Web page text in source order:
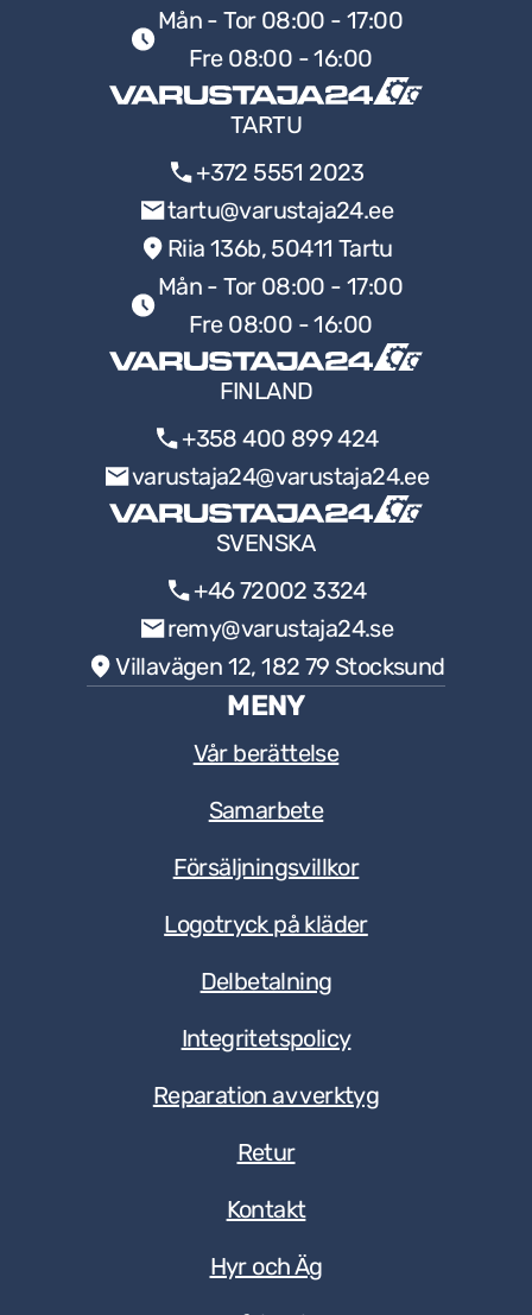
Mån - Tor 08:00 - 17:00
Fre 08:00 - 16:00
TARTU
+372 5551 2023
tartu@varustaja24.ee
Riia 136b, 50411 Tartu
Mån - Tor 08:00 - 17:00
Fre 08:00 - 16:00
FINLAND
+358 400 899 424
varustaja24@varustaja24.ee
SVENSKA
+46 72002 3324
remy@varustaja24.se
Villavägen 12, 182 79 Stocksund
MENY
Vår berättelse
Samarbete
Försäljningsvillkor
Logotryck på kläder
Delbetalning
Integritetspolicy
Reparation av verktyg
Retur
Kontakt
Hyr och Äg